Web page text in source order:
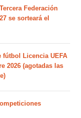
Federación
se sorteará el
fútbol Licencia UEFA
2026 (agotadas las